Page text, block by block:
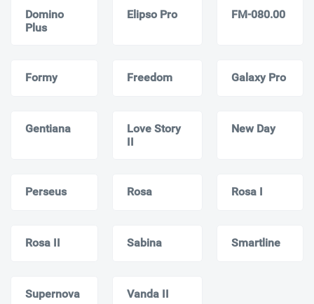
Domino
Plus
Elipso Pro FM-080.00
Formy Freedom Galaxy Pro
Gentiana
Love Story
II
New Day
Perseus Rosa Rosa I
Rosa II Sabina Smartline
Supernova Vanda II